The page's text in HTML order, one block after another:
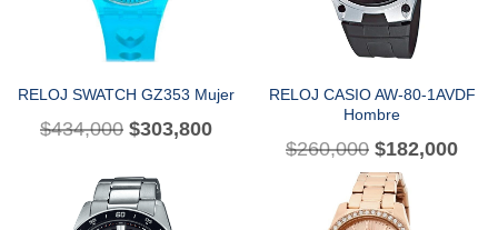
RELOJ SWATCH GZ353 Mujer
$434,000 $303,800
RELOJ CASIO AW-80-1AVDF
Hombre
$260,000 $182,000